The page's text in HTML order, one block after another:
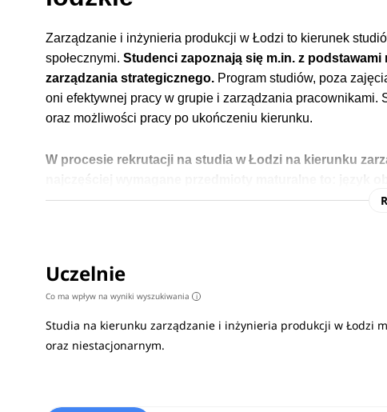
Zarządzanie i inżynieria produkcji w Łodzi to kierunek
społecznymi. Studenci zapoznają się m.in. z podstawami
zarządzania strategicznego. Program studiów, poza
oni efektywnej pracy w grupie i zarządzania pracownikami.
oraz możliwości pracy po ukończeniu kierunku.
W procesie rekrutacji na studia w Łodzi na kierunku
najczęściej wymagane przedmioty maturalne to:
język
geografia lub informatyka.Sprawdźwymagane
Studenci nauczą się zarządzania produkcją, logistyką oraz
inżynierskiego i grafiki inżynierskiej, a także poznają
Praca po studiach
inżynierii produkcji uczą podstaw projektowania stron, co
Uczelnie
Co ma wpływ na wyniki wyszukiwania i
Studia na kierunku zarządzanie i inżynieria produkcji w Łodzi
oraz niestacjonarnym.